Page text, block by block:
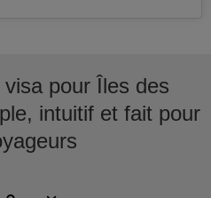
pour Îles des
intuitif et fait pour